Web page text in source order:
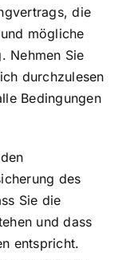
die
mögliche
Nehmen Sie
durchzulesen
Bedingungen
des
Sie die
und dass
entspricht.